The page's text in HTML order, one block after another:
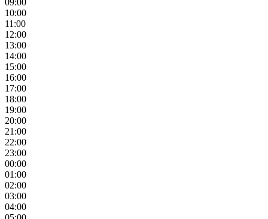
09:00
10:00
11:00
12:00
13:00
14:00
15:00
16:00
17:00
18:00
19:00
20:00
21:00
22:00
23:00
00:00
01:00
02:00
03:00
04:00